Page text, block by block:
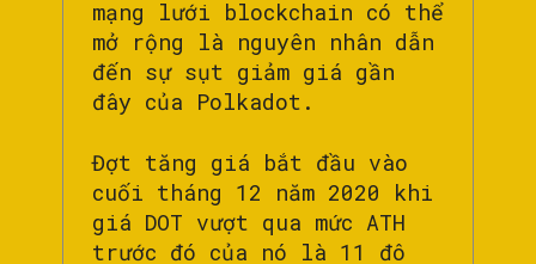
mạng lưới blockchain có thể
mở rộng là nguyên nhân dẫn
đến sự sụt giảm giá gần
đây của Polkadot.
Đợt tăng giá bắt đầu vào
cuối tháng 12 năm 2020 khi
giá DOT vượt qua mức ATH
trước đó của nó là 11 đô